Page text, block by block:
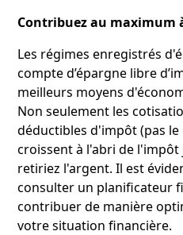
Contribuez au maximum
Les régimes enregistrés
compte d’épargne libre
meilleurs moyens
Non seulement les
déductibles d'impôt (pas le
croissent à l'abri de l'impôt
retiriez l'argent. Il est
consulter un planificateur
contribuer de manière
votre situation financière.